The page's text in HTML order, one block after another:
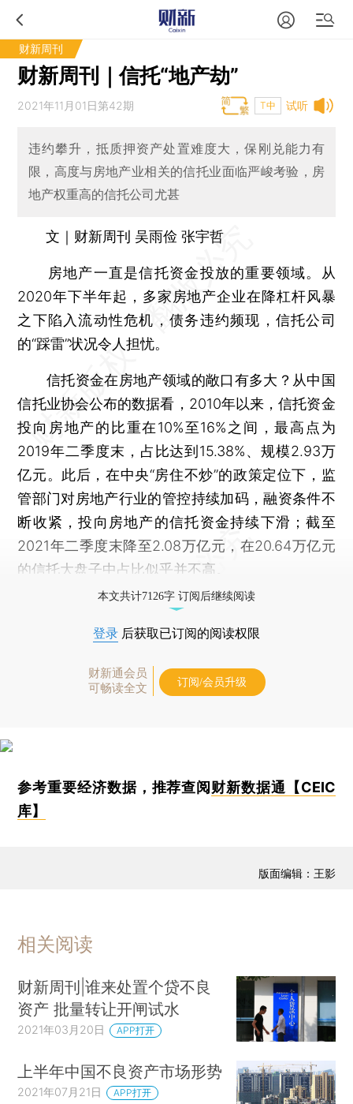
财新周刊
财新周刊｜信托“地产劫”
试听
2021年11月01日第42期 T中
违约攀升，抵质押资产处置难度大，保刚兑能力有
限，高度与房地产业相关的信托业面临严峻考验，房
地产权重高的信托公司尤甚
文｜财新周刊 吴雨俭 张宇哲
房地产一直是信托资金投放的重要领域。从
2020年下半年起，多家房地产企业在降杠杆风暴
之下陷入流动性危机，债务违约频现，信托公司
的“踩雷”状况令人担忧。
信托资金在房地产领域的敞口有多大？从中国
信托业协会公布的数据看，2010年以来，信托资金
投向房地产的比重在10%至16%之间，最高点为
2019年二季度末，占比达到15.38%、规模2.93万
亿元。此后，在中央“房住不炒”的政策定位下，监
管部门对房地产行业的管控持续加码，融资条件不
断收紧，投向房地产的信托资金持续下滑；截至
2021年二季度末降至2.08万亿元，在20.64万亿元
的信托大盘子中占比似乎并不高。
本文共计7126字 订阅后继续阅读
登录 后获取已订阅的阅读权限
财新通会员
可畅读全文
订阅/会员升级
参考重要经济数据，推荐查阅 财新数据通【CEIC
库】
版面编辑：王影
相关阅读
财新周刊|谁来处置个贷不良
资产 批量转让开闸试水
2021年03月20日 APP打开
上半年中国不良资产市场形势
2021年07月21日 APP打开